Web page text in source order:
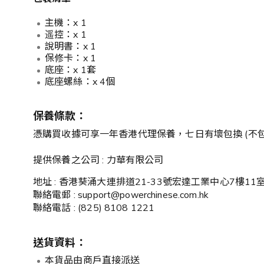
主機：x 1
遥控：x 1
說明書：x 1
保修卡：x 1
底座：x 1套
底座螺絲：x 4個
保養條款：
憑購買收據可享一年香港代理保養，七日有壞包換 (不
提供保養之公司 : 力華有限公司
地址 : 香港葵涌大連排道21-33號宏達工業中心7樓11
聯絡電郵 : support@powerchinese.com.hk
聯絡電話 : (825) 8108 1221
送貨資料：
本貨品由商戶直接派送